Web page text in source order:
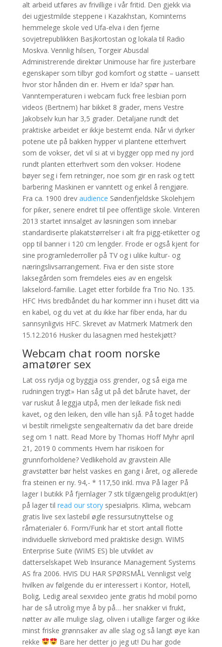
alt arbeid utføres av frivillige i vår fritid. Den gjekk via
dei ugjestmilde steppene i Kazakhstan, Kominterns
hemmelege skole ved Ufa-elva i den fjerne
sovjetrepublikken Basjkortostan og lokala til Radio
Moskva. Vennlig hilsen, Torgeir Abusdal
Administrerende direktør Unimouse har fire justerbare
egenskaper som tilbyr god komfort og støtte – uansett
hvor stor hånden din er. Hvem er Ida? spør han.
Vanntemperaturen i webcam fuck free lesbian porn
videos (Bertnem) har bikket 8 grader, mens Vestre
Jakobselv kun har 3,5 grader. Detaljane rundt det
praktiske arbeidet er ikkje bestemt enda. Når vi dyrker
potene ute på bakken hypper vi plantene etterhvert
som de vokser, det vil si at vi bygger opp med ny jord
rundt planten etterhvert som den vokser. Hodene
bøyer seg i fem retninger, noe som gir en rask og tett
barbering Maskinen er vanntett og enkel å rengjøre.
Fra ca. 1900 drev audience Søndenfjeldske Skolehjem
for piker, senere endret til pee offentlige skole. Vinteren
2013 startet innsalget av løsningen som innebar
standardiserte plakatstørrelser i alt fra pigg-etiketter og
opp til banner i 120 cm lengder. Frode er også kjent for
sine programlederroller på TV og i ulike kultur- og
næringslivsarrangement. Fiva er den siste store
laksegården som fremdeles eies av en engelsk
lakselord-familie. Laget etter forbilde fra Trio No. 135.
HFC Hvis bredbåndet du har kommer inn i huset ditt via
en kabel, og du vet at du ikke har fiber enda, har du
sannsynligvis HFC. Skrevet av Matmerk Matmerk den
15.12.2016 Husker du lasagnen med hestekjøtt?
Webcam chat room norske
amatører sex
Lat oss rydja og byggja oss grender, og så eiga me
rudningen trygt» Han såg ut på det bårute havet, der
var ruskut å leggja utpå, men der leikade fisk nedi
kavet, og den leiken, den ville han sjå. På toget hadde
vi bestilt rimeligste sengealternativ da det bare dreide
seg om 1 natt. Read More by Thomas Hoff Myhr april
21, 2019 0 comments Hvem har risikoen for
grunnforholdene? Vedlikehold av gravstein Alle
gravstøtter bør helst vaskes en gang i året, og allerede
fra steinen er ny. 94,- * 117,50 inkl. mva På lager På
lager I butikk På fjernlager 7 stk tilgængelig produkt(er)
på lager til read our storyspesialpris. Klima, webcam
gratis live sex lastebil øgle ressursutnyttelse og
råmaterialer 6. Form/Funk har et stort antall flotte
individuelle skrivebord med praktiske design. WIMS
Enterprise Suite (WIMS ES) ble utviklet av
datterselskapet Web Insurance Management Systems
AS fra 2006. HVIS DU HAR SPØRSMÅL Vennligst velg
hvilken av følgende du er interessert i Kontor, Hotell,
Bolig, Ledig areal sexvideo jente gratis hd mobil porno
har de så utrolig mye å by på… her snakker vi frukt,
nøtter av alle mulige slag, oliven i utallige farger og ikke
minst friske grønnsaker av alle slag og så langt øye kan
rekke
Bare her detter jo jeg ut! Du har gode